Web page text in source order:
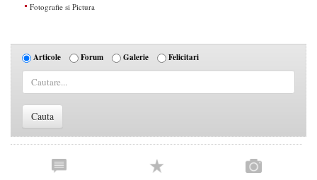
Fotografie si Pictura
Articole Forum Galerie Felicitari